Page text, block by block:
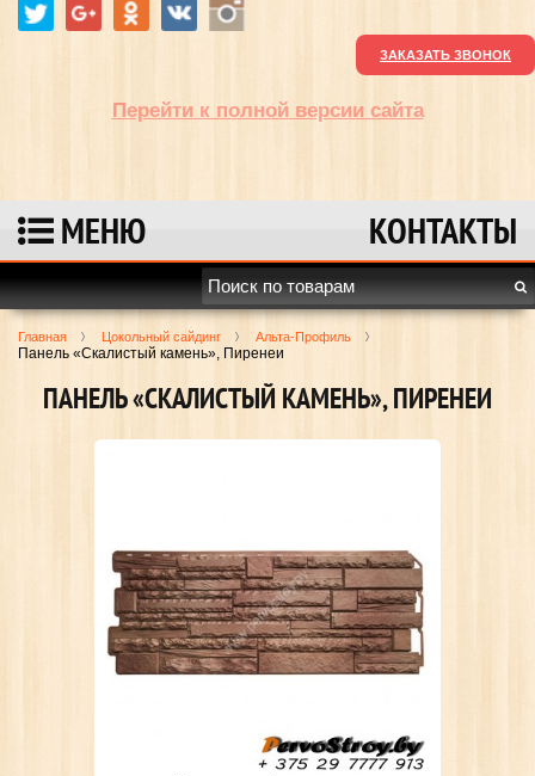
ЗАКАЗАТЬ ЗВОНОК
Перейти к полной версии сайта
МЕНЮ КОНТАКТЫ
Главная Цокольный сайдинг Альта-Профиль
Панель «Скалистый камень», Пиренеи
ПАНЕЛЬ «СКАЛИСТЫЙ КАМЕНЬ», ПИРЕНЕИ